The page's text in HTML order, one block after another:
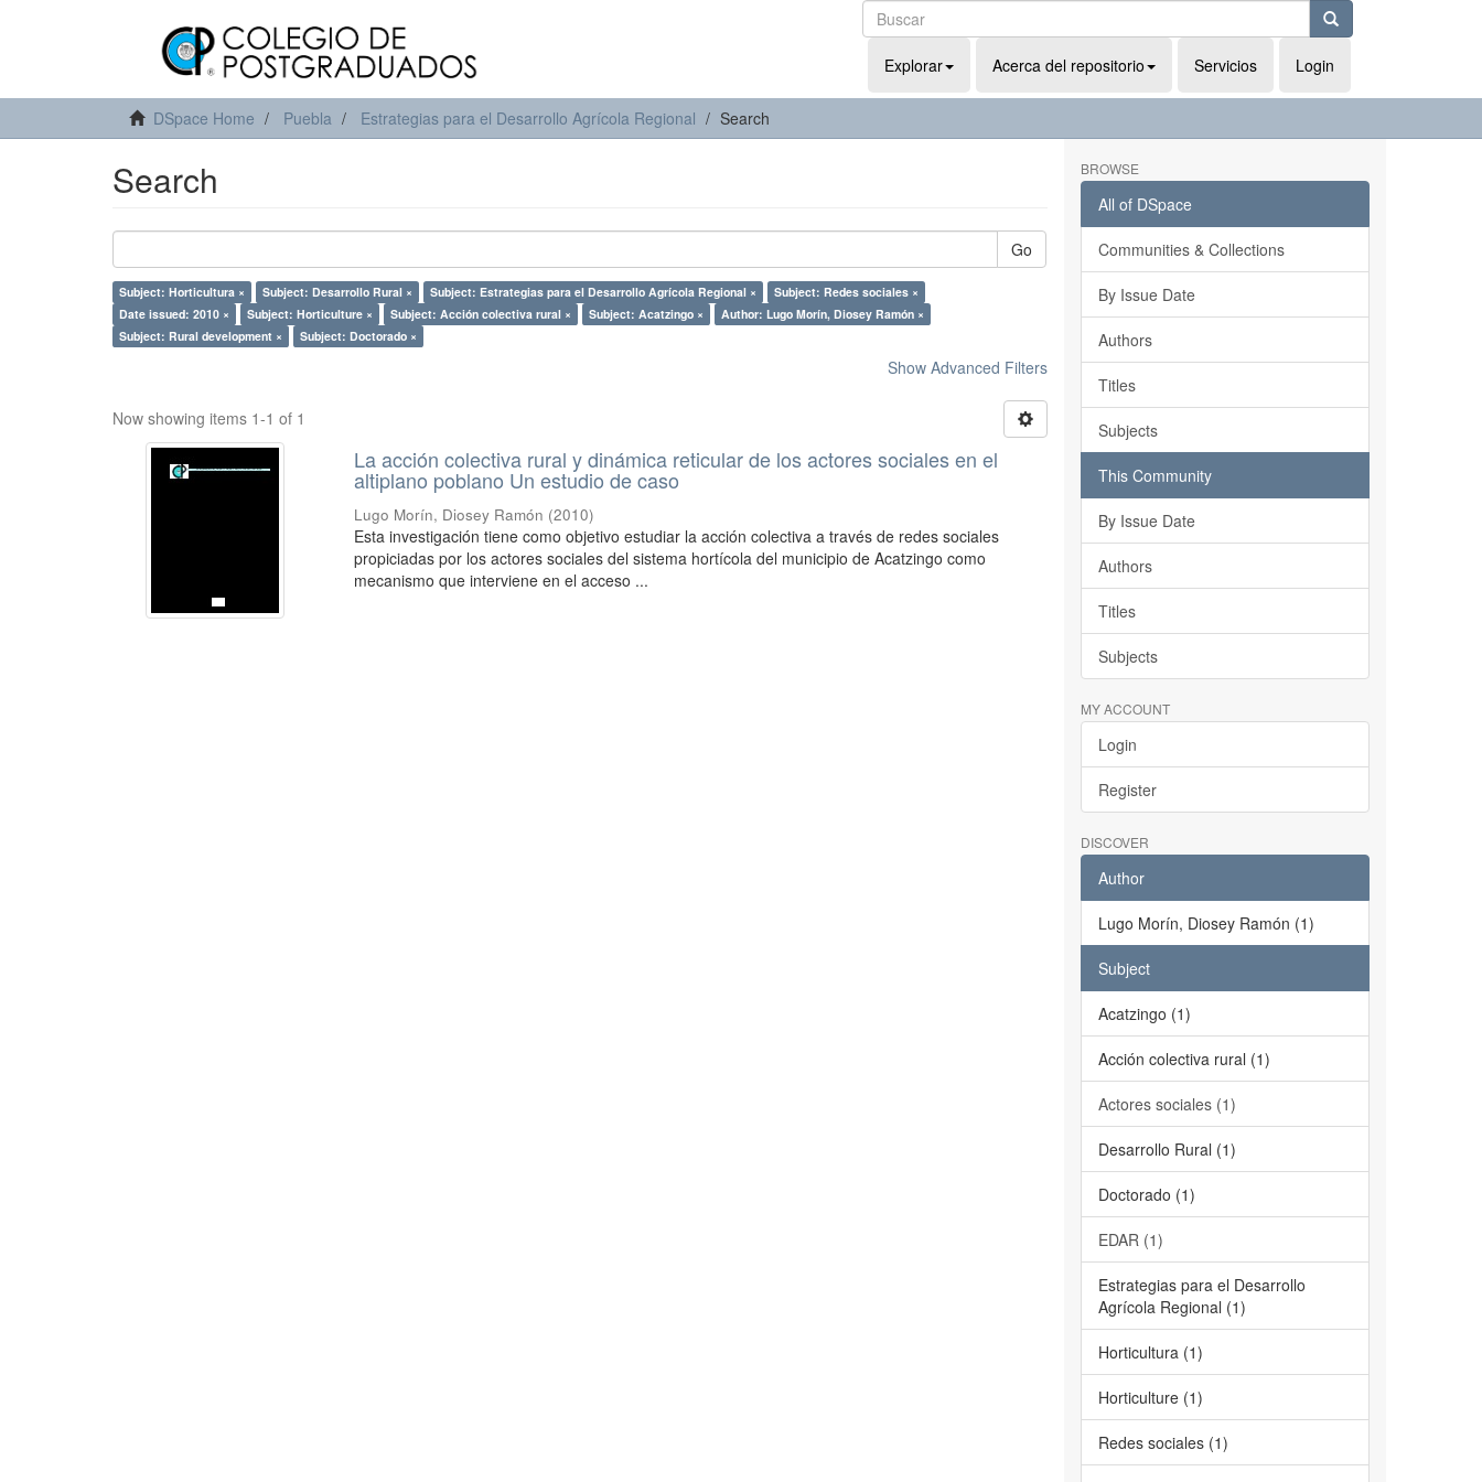
Explorar Acerca del repositorio Servicios Login
DSpace Home Puebla Estrategias para el Desarrollo Agrícola Regional Search
Search
Go
Subject: Horticultura × Subject: Desarrollo Rural × Subject: Estrategias para el Desarrollo Agrícola Regional ×
Subject: Redes sociales ×
Date issued: 2010 ×
Subject: Horticulture × Subject: Acción colectiva rural × Subject: Acatzingo ×
Author: Lugo Morín, Diosey Ramón ×
Subject: Rural development ×
Subject: Doctorado ×
Show Advanced Filters
Now showing items 1-1 of 1
La acción colectiva rural y dinámica reticular de los actores sociales en el
altiplano poblano Un estudio de caso
Lugo Morín, Diosey Ramón (2010)
Esta investigación tiene como objetivo estudiar la acción colectiva a través de redes sociales
propiciadas por los actores sociales del sistema hortícola del municipio de Acatzingo como
mecanismo que interviene en el acceso ...
BROWSE
All of DSpace
Communities & Collections
By Issue Date
Authors
Titles
Subjects
This Community
By Issue Date
Authors
Titles
Subjects
MY ACCOUNT
Login
Register
DISCOVER
Author
Lugo Morín, Diosey Ramón (1)
Subject
Acatzingo (1)
Acción colectiva rural (1)
Actores sociales (1)
Desarrollo Rural (1)
Doctorado (1)
EDAR (1)
Estrategias para el Desarrollo
Agrícola Regional (1)
Horticultura (1)
Horticulture (1)
Redes sociales (1)